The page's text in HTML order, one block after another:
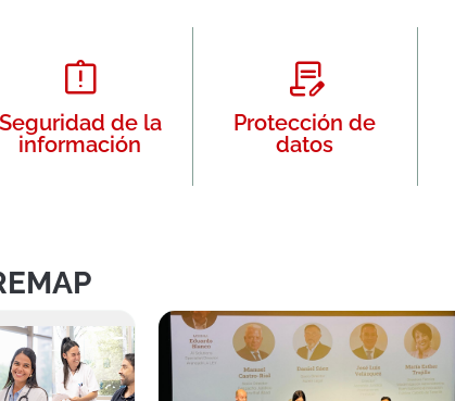
Seguridad de la
información
Protección de
datos